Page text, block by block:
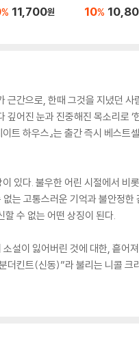
% 11,700원 10%
간으로, 한때 그것을 지녔던 사
어진 눈과 진중해진 목소리로
트 하우스』는 출간 즉시 베스트
있다. 불우한 어린 시절에서 비
는 고통스러운 기억과 불안정한
수 없는 어떤 상징이 된다.
설이 잃어버린 것에 대한, 흩어
더킨트(신동)”라 불리는 니콜 크